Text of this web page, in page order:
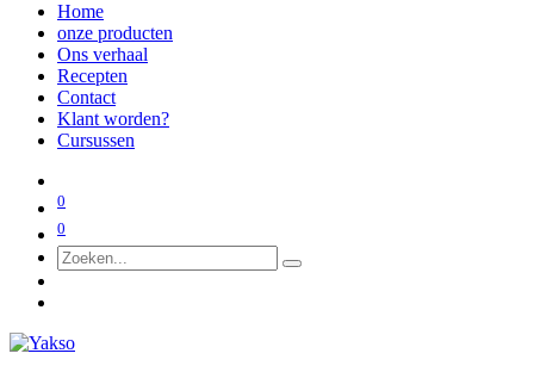
Home
onze producten
Ons verhaal
Recepten
Contact
Klant worden?
Cursussen
0
0